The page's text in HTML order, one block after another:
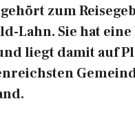
zum
Lahn. Sie hat eine
liegt damit auf